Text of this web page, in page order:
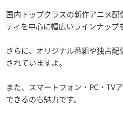
国内トップクラスの新作アニメ
ティを中心に幅広いラインナップ
さらに、オリジナル番組や独占
されていますよ。
また、スマートフォン・PC・TV
できるのも魅力です。